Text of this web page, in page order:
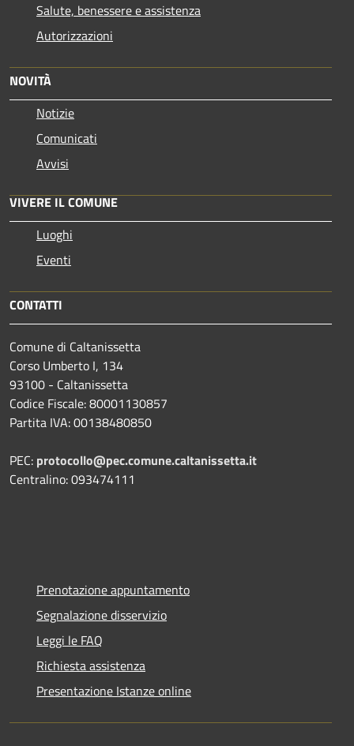
Salute, benessere e assistenza
Autorizzazioni
NOVITÀ
Notizie
Comunicati
Avvisi
VIVERE IL COMUNE
Luoghi
Eventi
CONTATTI
Comune di Caltanissetta
Corso Umberto I, 134
93100 - Caltanissetta
Codice Fiscale: 80001130857
Partita IVA: 00138480850
PEC: protocollo@pec.comune.caltanissetta.it
Centralino: 093474111
Prenotazione appuntamento
Segnalazione disservizio
Leggi le FAQ
Richiesta assistenza
Presentazione Istanze online